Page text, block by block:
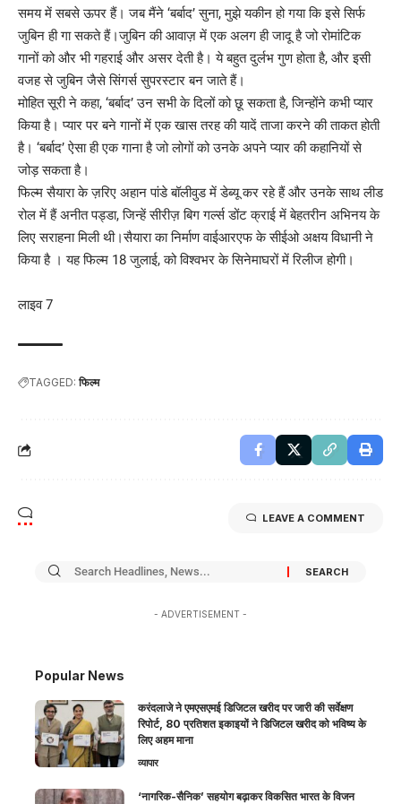
समय में सबसे ऊपर हैं। जब मैंने ‘बर्बाद’ सुना, मुझे यकीन हो गया कि इसे सिर्फ
जुबिन ही गा सकते हैं।जुबिन की आवाज़ में एक अलग ही जादू है जो रोमांटिक
गानों को और भी गहराई और असर देती है। ये बहुत दुर्लभ गुण होता है, और इसी
वजह से जुबिन जैसे सिंगर्स सुपरस्टार बन जाते हैं।
मोहित सूरी ने कहा, ‘बर्बाद’ उन सभी के दिलों को छू सकता है, जिन्होंने कभी प्यार
किया है। प्यार पर बने गानों में एक खास तरह की यादें ताजा करने की ताकत होती
है। ‘बर्बाद’ ऐसा ही एक गाना है जो लोगों को उनके अपने प्यार की कहानियों से
जोड़ सकता है।
फिल्म सैयारा के ज़रिए अहान पांडे बॉलीवुड में डेब्यू कर रहे हैं और उनके साथ लीड
रोल में हैं अनीत पड्डा, जिन्हें सीरीज़ बिग गर्ल्स डोंट क्राई में बेहतरीन अभिनय के
लिए सराहना मिली थी।सैयारा का निर्माण वाईआरएफ के सीईओ अक्षय विधानी ने
किया है । यह फिल्म 18 जुलाई, को विश्वभर के सिनेमाघरों में रिलीज होगी।
लाइव 7
TAGGED: फिल्म
LEAVE A COMMENT
- ADVERTISEMENT -
Popular News
करंदलाजे ने एमएसएमई डिजिटल खरीद पर जारी की सर्वेक्षण
रिपोर्ट, 80 प्रतिशत इकाइयों ने डिजिटल खरीद को भविष्य के
लिए अहम माना
व्यापार
‘नागरिक-सैनिक’ सहयोग बढ़ाकर विकसित भारत के विजन